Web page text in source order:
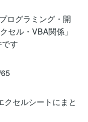
ログラミング・開
セル・VBA関係」
す
セルシートにまと